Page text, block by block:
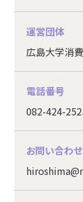
運営団体
広島大学消
電話番号
082-424-
お問い合わ